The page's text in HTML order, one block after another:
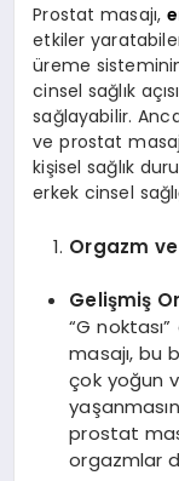
Prostat masajı,
etkiler
üreme
cinsel sağlık
sağlayabilir.
ve prostat
kişisel sağlık
erkek cinsel
Orgazm
Gelişmiş
“G
masajı, bu
çok yoğun
prostat
orgazmlar